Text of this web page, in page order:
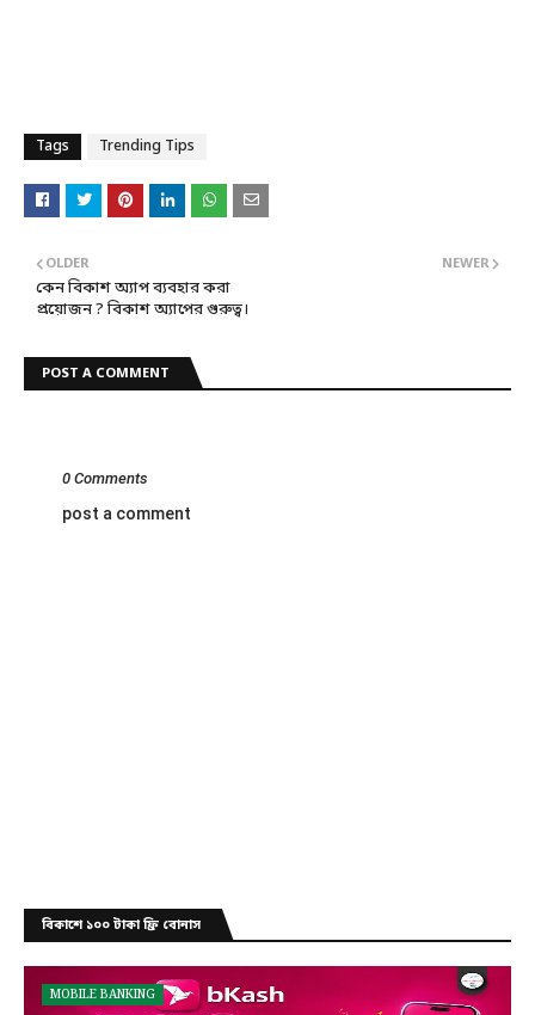
Tags Trending Tips
NEWER
OLDER
কেন বিকাশ অ্যাপ ব্যবহার করা
প্রয়োজন ? বিকাশ অ্যাপের গুরুত্ব।
POST A COMMENT
0 Comments
post a comment
বিকাশে ১০০ টাকা ফ্রি বোনাস
MOBILE BANKING